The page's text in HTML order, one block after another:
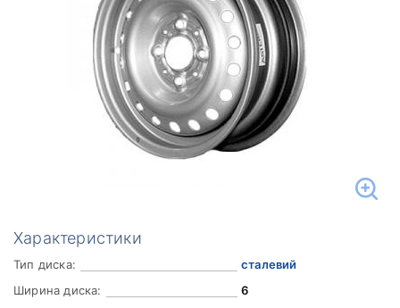
Характеристики
Тип диска:
сталевий
Ширина диска:
6